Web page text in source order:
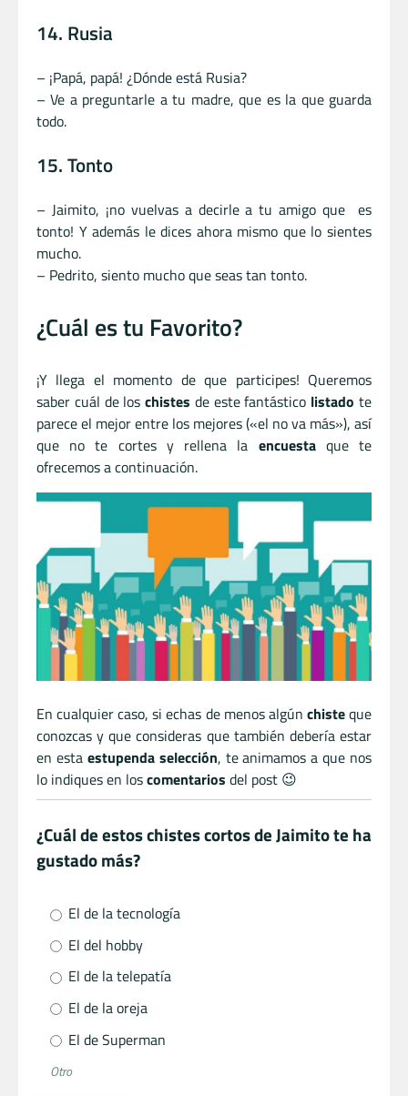
14. Rusia
– ¡Papá, papá! ¿Dónde está Rusia?
– Ve a preguntarle a tu madre, que es la que guarda
todo.
15. Tonto
– Jaimito, ¡no vuelvas a decirle a tu amigo que es
tonto! Y además le dices ahora mismo que lo sientes
mucho.
– Pedrito, siento mucho que seas tan tonto.
¿Cuál es tu Favorito?
¡Y llega el momento de que participes! Queremos
saber cuál de loschistes de este fantástico listado te
parece el mejor entre los mejores («el no va más»), así
que no te cortes y rellena la encuestaque te
ofrecemos a continuación.
En cualquier caso, si echas de menos algún chisteque
conozcas y que consideras que también debería estar
en esta estupenda selección, te animamos a que nos
lo indiques en loscomentarios del post 😉
¿Cuál de estos chistes cortos de Jaimito te ha
gustado más?
El de la tecnología
El del hobby
El de la telepatía
El de la oreja
El de Superman
Otro